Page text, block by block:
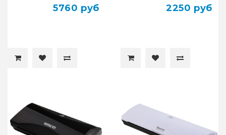
5760 руб 2250 руб